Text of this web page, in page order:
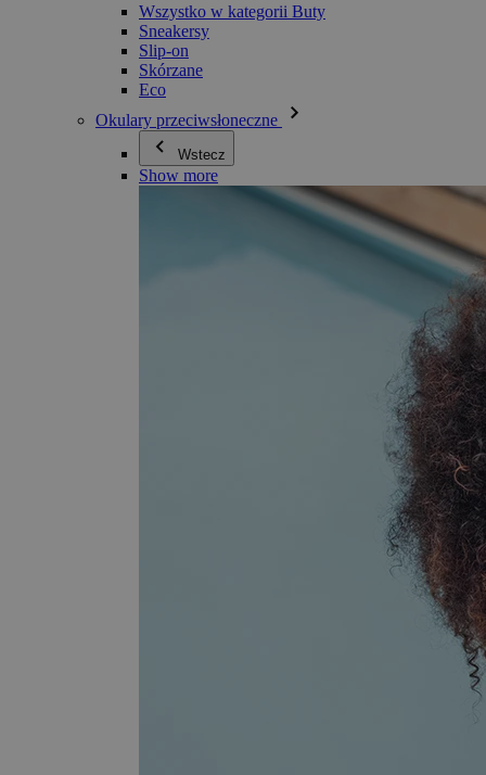
Wszystko w kategorii Buty
Sneakersy
Slip-on
Skórzane
Eco
Okulary przeciwsłoneczne
Wstecz
Show more